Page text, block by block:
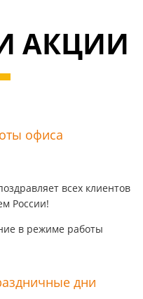
АКЦИИ
офиса
всех клиентов
России!
в режиме работы
дни